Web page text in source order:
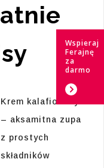
Krem kalafiorowy
– aksamitna zupa
z prostych
składników
Wspieraj
Ferajnę
za
darmo